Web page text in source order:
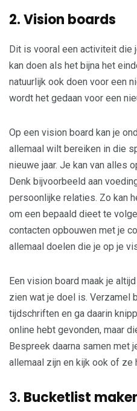
2.Vision boards
Dit is vooral een activiteit die
kan doen als het bijna het
natuurlijk ook doen voor een
wordt het gedaan voor een
Op een vision board kan je
allemaal wilt bereiken in die
nieuwe jaar. Je kan van alles
Denk bijvoorbeeld aan
persoonlijke relaties. Zo kan
om een bepaald dieet te
contacten opbouwen met je
allemaal doelen die je op je
Een vision board maak je
zien wat je doel is. Verzamel
tijdschriften en ga daarin
online hebt gevonden, maar
Bespreek daarna samen met
allemaal zijn en kijk ook of ze
3. Bucketlist